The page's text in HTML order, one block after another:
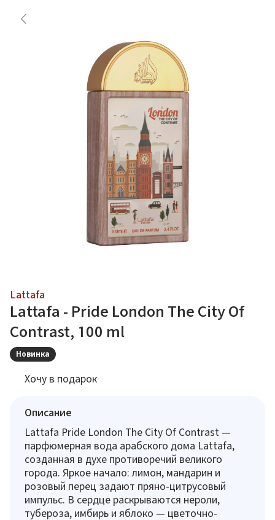
Lattafa
Lattafa - Pride London The City Of
Contrast, 100 ml
Новинка
Хочу в подарок
Описание
Lattafa Pride London The City Of Contrast —
парфюмерная вода арабского дома Lattafa,
созданная в духе противоречий великого
города. Яркое начало: лимон, мандарин и
розовый перец задают пряно-цитрусовый
импульс. В сердце раскрываются нероли,
тубероза, имбирь и яблоко — цветочно-